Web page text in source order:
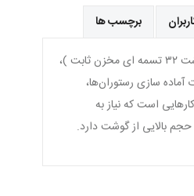
برچسب ها
این محصول ( چرخ گوشت ۳۲ تسمه ای مخزن ثابت )،
سازی رستوران‌‌ها،
است که نیاز به
بالایی از گوشت دارد.